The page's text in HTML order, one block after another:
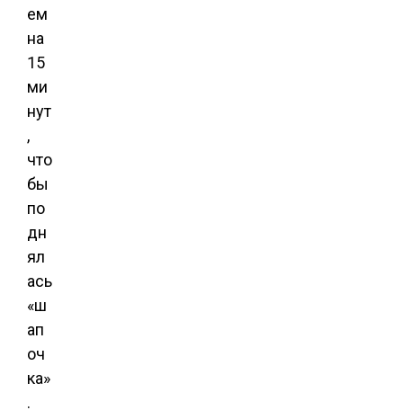
ем
на
15
ми
нут
,
что
бы
по
дн
ял
ась
«ш
ап
оч
ка»
.